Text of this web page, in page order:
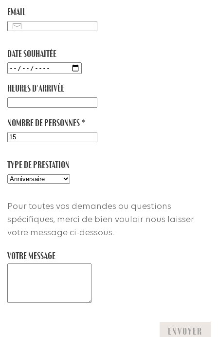
EMAIL
DATE SOUHAITÉE
HEURES D'ARRIVÉE
NOMBRE DE PERSONNES*
TYPE DE PRESTATION
Pour toutes vos demandes ou questions
spécifiques, merci de bien vouloir nous laisser
votre message ci-dessous.
VOTRE MESSAGE
ENVOYER